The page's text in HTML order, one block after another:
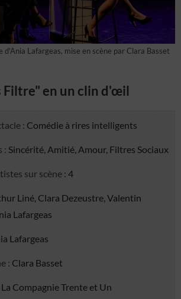
d'Ania Lafargeas, mise en scène par Clara Basset
Filtre" en un clin d'œil
: Comédie à rires intelligents
: Sincérité, Amitié, Amour, Filtres Sociaux
sur scène : 4
Liné, Clara Dezeustre, Valentin
Lafargeas
Lafargeas
: Clara Basset
La Compagnie Trente et Un